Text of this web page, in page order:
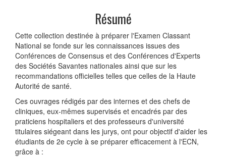
Résumé
Cette collection destinée à préparer l'Examen Classant
National se fonde sur les connaissances issues des
Conférences de Consensus et des Conférences d'Experts
des Sociétés Savantes nationales ainsi que sur les
recommandations officielles telles que celles de la Haute
Autorité de santé.
Ces ouvrages rédigés par des internes et des chefs de
cliniques, eux-mêmes supervisés et encadrés par des
praticiens hospitaliers et des professeurs d'université
titulaires siégeant dans les jurys, ont pour objectif d'aider les
étudiants de 2e cycle à se préparer efficacement à l'ECN,
grâce à :